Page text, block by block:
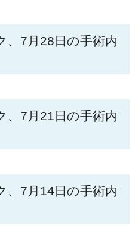
、7月28日の手術内
、7月21日の手術内
、7月14日の手術内